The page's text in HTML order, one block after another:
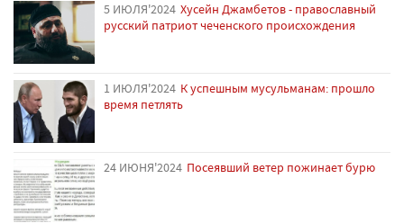
5 ИЮЛЯ'2024 Хусейн Джамбетов - православный
русский патриот чеченского происхождения
1 ИЮЛЯ'2024 К успешным мусульманам: прошло
время петлять
24 ИЮНЯ'2024 Посеявший ветер пожинает бурю